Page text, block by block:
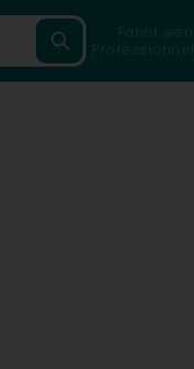
Fannt een